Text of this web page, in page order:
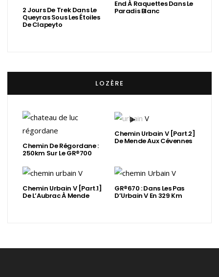
2 Jours De Trek Dans Le
Queyras Sous Les Étoiles
De Clapeyto
End À Raquettes Dans Le
Paradis Blanc
LOZÈRE
Chemin De Régordane :
250km Sur Le GR®700
Chemin Urbain V [Part.2]
De Mende Aux Cévennes
Chemin Urbain V [Part.1]
De L’Aubrac À Mende
GR®670 : Dans Les Pas
D’Urbain V En 329 Km